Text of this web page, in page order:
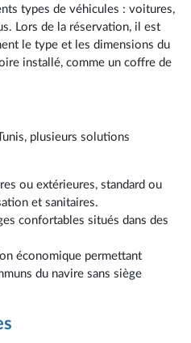
types de véhicules : voitures,
Lors de la réservation, il est
le type et les dimensions du
installé, comme un coffre de
plusieurs solutions
ou extérieures, standard ou
et sanitaires.
confortables situés dans des
économique permettant
du navire sans siège